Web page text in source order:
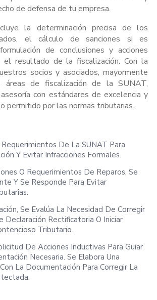
de defensa de tu empresa.
la determinación precisa de los
el cálculo de sanciones si es
de conclusiones y acciones
el resultado de la fiscalización. Con la
socios y asociados, mayormente
áreas de fiscalización de la SUNAT,
con estándares de excelencia y
permitido por las normas tributarias.
De La SUNAT Para
Y Evitar Infracciones Formales.
O Requerimientos De Reparos, Se
Y Se Responde Para Evitar
Se Evalúa La Necesidad De Corregir
Declaración Rectificatoria O Iniciar
Tributario.
De Acciones Inductivas Para Guiar
Necesaria. Se Elabora Una
La Documentación Para Corregir La